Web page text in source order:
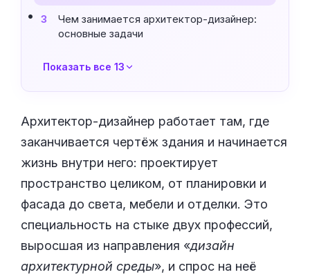
3
Чем занимается архитектор-дизайнер:
основные задачи
Показать все 13
Архитектор-дизайнер работает там, где
заканчивается чертёж здания и начинается
жизнь внутри него: проектирует
пространство целиком, от планировки и
фасада до света, мебели и отделки. Это
специальность на стыке двух профессий,
выросшая из направления «дизайн
архитектурной среды», и спрос на неё